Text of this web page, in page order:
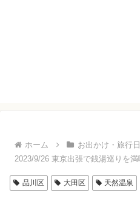
ホーム お出かけ・旅行
2023/9/26 東京出張で銭湯巡りを満
品川区 大田区 天然温泉